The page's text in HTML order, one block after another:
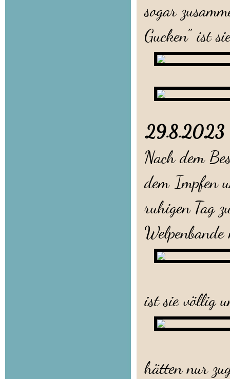
sogar
Gucken" ist
Nach dem
dem Impfen
ruhigen Tag
ist sie völlig
hätten nur